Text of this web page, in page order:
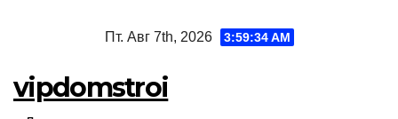
Пт. Авг 7th, 2026 3:59:35 AM
vipdomstroi